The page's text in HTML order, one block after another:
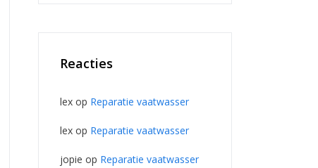
Reacties
lex op Reparatie vaatwasser
lex op Reparatie vaatwasser
jopie op Reparatie vaatwasser